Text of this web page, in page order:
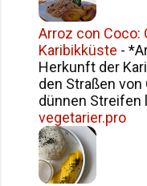
Arroz con Coco:
Karibikküste -
Herkunft der
den Straßen von
dünnen Streifen
vegetarier.pro